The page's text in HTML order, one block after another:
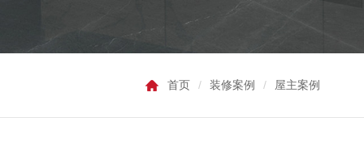
首页 / 装修案例 / 屋主案例